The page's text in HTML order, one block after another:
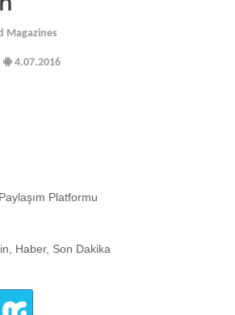
Magazines
4.07.2016
Platformu
Haber, Son Dakika